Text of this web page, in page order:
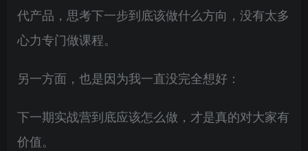
代产品，思考下一步到底该做什么方向，没有太多
心力专门做课程。
另一方面，也是因为我一直没完全想好：
下一期实战营到底应该怎么做，才是真的对大家有
价值。